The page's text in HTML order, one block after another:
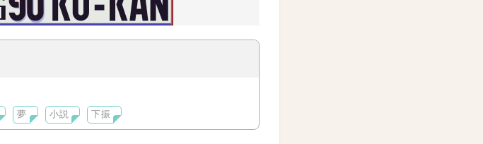
夢 小説 下振